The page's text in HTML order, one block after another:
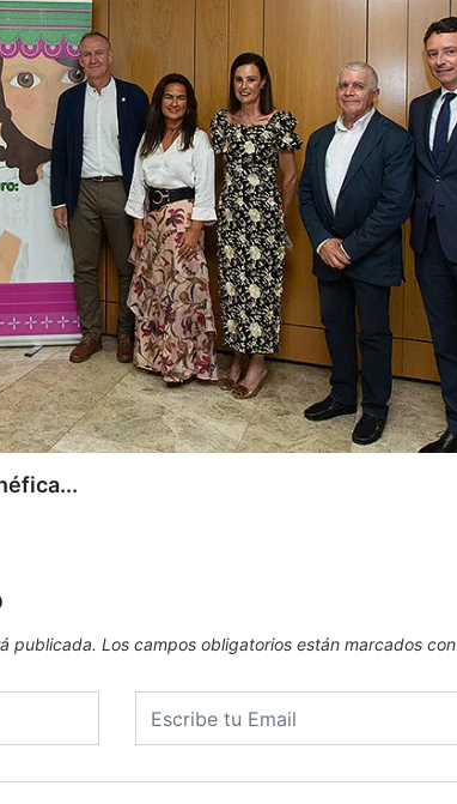
publicada. Los campos obligatorios están marcados con